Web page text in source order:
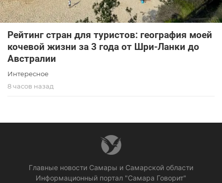
Рейтинг стран для туристов: география моей
кочевой жизни за 3 года от Шри-Ланки до
Австралии
Интересное
8 часов назад
Главные новости Самары и Самарской области
Информационный портал "Самара Говорит"